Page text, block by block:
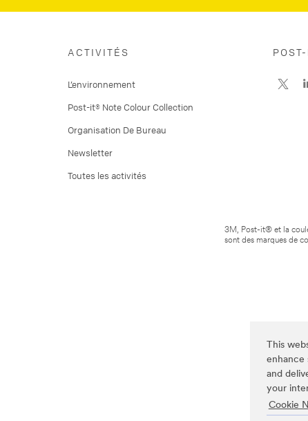
This
enhance
and
your
Cookie
ACTIVITÉS
L’environnement
Post-it® Note Colour Collection
Organisation De Bureau
Newsletter
Toutes les activités
3M, Post-it® et la
sont des marques de